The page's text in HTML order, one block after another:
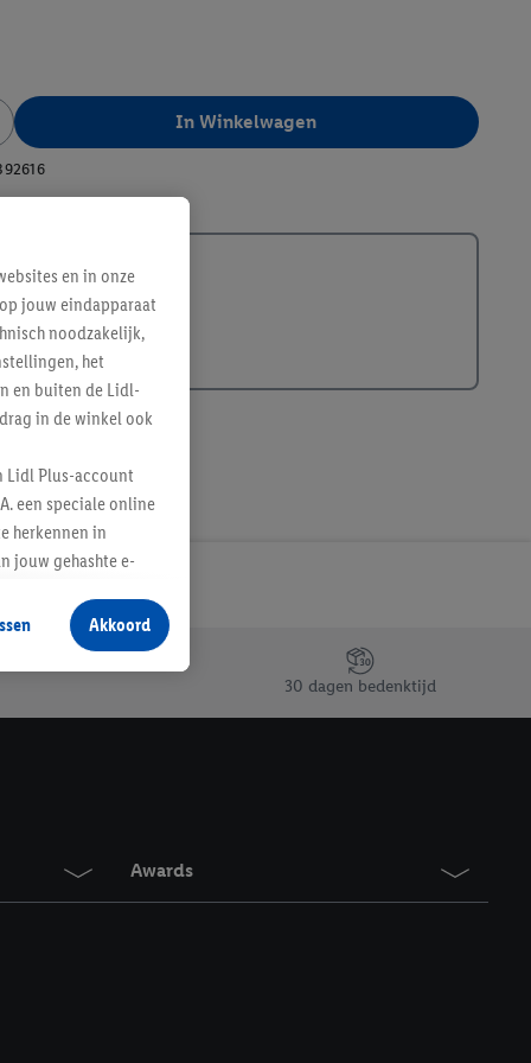
In Winkelwagen
30 dagen bedenktijd
Awards
en in onze
jouw eindapparaat
noodzakelijk,
het
en buiten de Lidl-
in de winkel ook
Lidl Plus-account
een speciale online
herkennen in
jouw gehashte e-
producten waarin je
te plaatsen
verschillende
kunnen worden
vergelijkbare
in te
Akkoord